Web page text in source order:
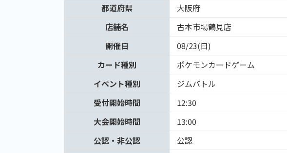
都道府県
大阪府
店舗名
古本市場鶴見店
開催日
08/23(日)
カード種別
ポケモンカードゲーム
イベント種別
ジムバトル
受付開始時間
12:30
大会開始時間
13:00
公認・非公認
公認